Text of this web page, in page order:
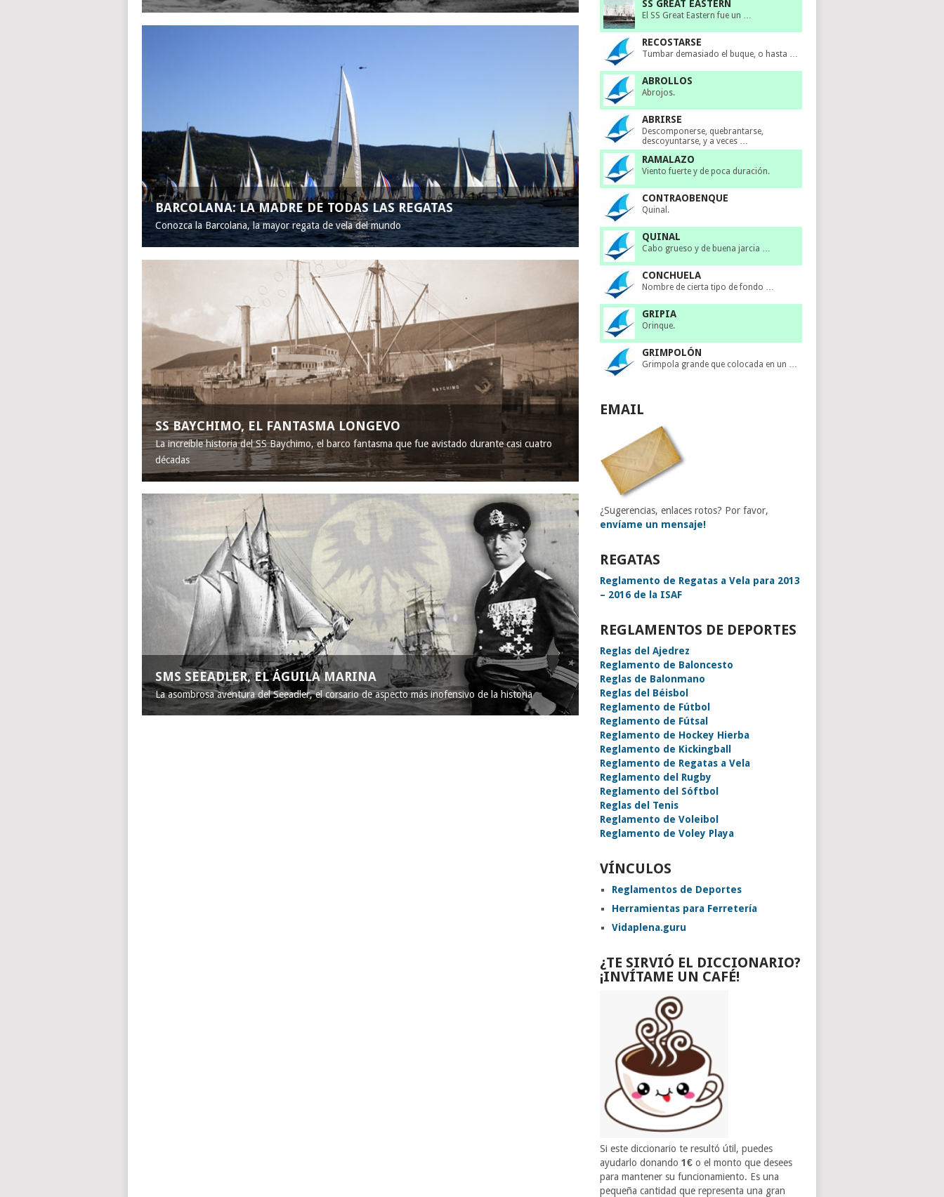
BARCOLANA: LA MADRE DE TODAS LAS REGATAS
Conozca la Barcolana, la mayor regata de vela del mundo
SS BAYCHIMO, EL FANTASMA LONGEVO
La increíble historia del SS Baychimo, el barco fantasma que fue avistado durante casi cuatro
décadas
SMS SEEADLER, EL ÁGUILA MARINA
La asombrosa aventura del Seeadler, el corsario de aspecto más inofensivo de la historia
SS GREAT EASTERN
El SS Great Eastern fue un …
RECOSTARSE
Tumbar demasiado el buque, o hasta …
ABROLLOS
Abrojos.
ABRIRSE
Descomponerse, quebrantarse,
descoyuntarse, y a veces …
RAMALAZO
Viento fuerte y de poca duración.
CONTRAOBENQUE
Quinal.
QUINAL
Cabo grueso y de buena jarcia …
CONCHUELA
Nombre de cierta tipo de fondo …
GRIPIA
Orinque.
GRIMPOLÓN
Grimpola grande que colocada en un …
EMAIL
¿Sugerencias, enlaces rotos? Por favor,
envíame un mensaje!
REGATAS
Reglamento de Regatas a Vela para 2013
– 2016 de la ISAF
REGLAMENTOS DE DEPORTES
Reglas del Ajedrez
Reglamento de Baloncesto
Reglas de Balonmano
Reglas del Béisbol
Reglamento de Fútbol
Reglamento de Fútsal
Reglamento de Hockey Hierba
Reglamento de Kickingball
Reglamento de Regatas a Vela
Reglamento del Rugby
Reglamento del Sóftbol
Reglas del Tenis
Reglamento de Voleibol
Reglamento de Voley Playa
VÍNCULOS
Reglamentos de Deportes
Herramientas para Ferretería
Vidaplena.guru
¿TE SIRVIÓ EL DICCIONARIO?
¡INVÍTAME UN CAFÉ!
Si este diccionario te resultó útil, puedes
ayudarlo donando1€ o el monto que desees
para mantener su funcionamiento. Es una
pequeña cantidad que representa una gran